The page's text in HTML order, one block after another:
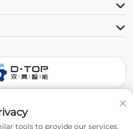
tools to provide our services.